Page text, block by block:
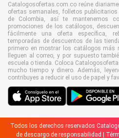
Catalogosofertas.com.co reúne
ofertas semanales, folletos
de Colombia, así te mantenemos
promociones de los catálogos,
fácilmente una oferta específica,
temporadas de descuentos de las
primero en mostrar los catálogos más
lleguen al correo, y por supuesto
escuela o tienda. Coloca
mucho tiempo y dinero. Además,
contribuyes a reducir el uso de papel y
Todos los derechos reservados
de descargo de responsabilidad